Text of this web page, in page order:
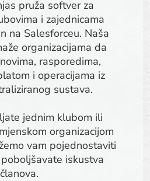
pruža softver za
i zajednicama
na Salesforceu. Naša
organizacijama da
rasporedima,
i operacijama iz
sustava.
jednim klubom ili
organizacijom
vam pojednostaviti
iskustva
članova.